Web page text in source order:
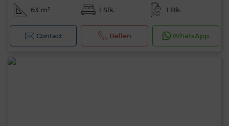
63 m² 1 Slk. 1 Bk.
Contact Bellen WhatsApp